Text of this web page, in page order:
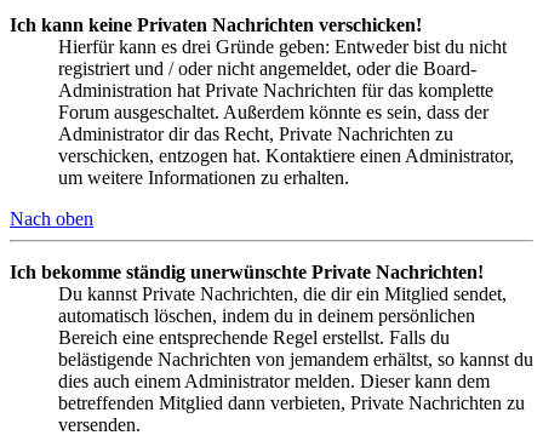
Ich kann keine Privaten Nachrichten verschicken!
Hierfür kann es drei Gründe geben: Entweder bist du nicht
registriert und / oder nicht angemeldet, oder die Board-
Administration hat Private Nachrichten für das komplette
Forum ausgeschaltet. Außerdem könnte es sein, dass der
Administrator dir das Recht, Private Nachrichten zu
verschicken, entzogen hat. Kontaktiere einen Administrator,
um weitere Informationen zu erhalten.
Nach oben
Ich bekomme ständig unerwünschte Private Nachrichten!
Du kannst Private Nachrichten, die dir ein Mitglied sendet,
automatisch löschen, indem du in deinem persönlichen
Bereich eine entsprechende Regel erstellst. Falls du
belästigende Nachrichten von jemandem erhältst, so kannst du
dies auch einem Administrator melden. Dieser kann dem
betreffenden Mitglied dann verbieten, Private Nachrichten zu
versenden.